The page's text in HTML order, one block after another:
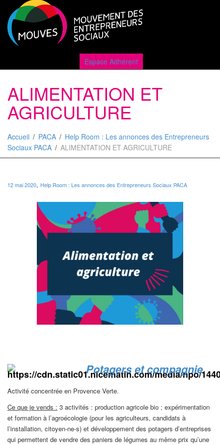
Espace Adhérent
ALIMENTATION ET
AGRICULTURE
Accueil PACA
Help Room : Les annonces des Entrepreneurs
Sociaux PACA
ALIMENTATION ET AGRICULTURE
12 mai 2020, Help Room : Les annonces des Entrepreneurs Sociaux PACA
Potagers et compagnie
Activité concentrée en Provence Verte.
Ce que je vends : 3 activités : production agricole bio ; expérimentation
et formation à l’agroécologie (pour les agriculteurs, candidats à
l’installation, citoyen-ne-s) et développement des potagers d’entreprises
qui permettent de vendre des paniers de légumes au même prix qu’une